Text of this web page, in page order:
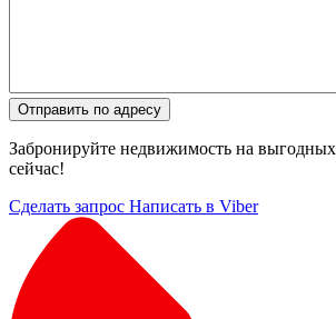
Отправить по адресу
Забронируйте недвижимость на
сейчас!
Сделать запрос Написать в Viber